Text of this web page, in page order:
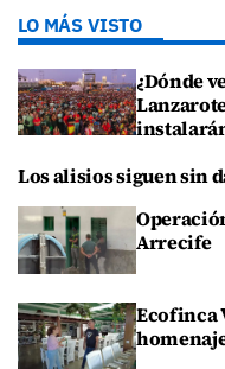
LO MÁS VISTO
¿Dónde
Los alisios siguen sin
Arrecife
Ecofinca